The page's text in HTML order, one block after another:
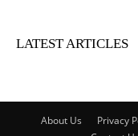
LATEST ARTICLES
About Us Privacy